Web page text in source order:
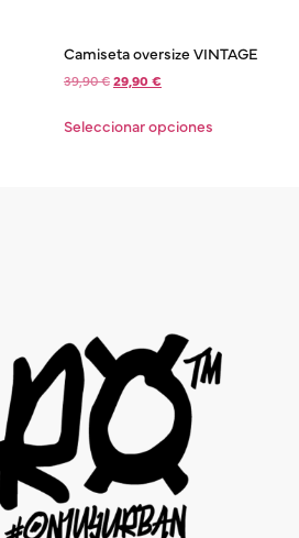
Camiseta oversize VINTAGE
39,90€29,90€
Seleccionar opciones